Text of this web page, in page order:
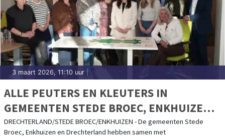
3 maart 2026, 11:10 uur
ALLE PEUTERS EN KLEUTERS IN
GEMEENTEN STEDE BROEC, ENKHUIZEN
EN DRECHTERLAND EEN STERKE START
DRECHTERLAND/STEDE BROEC/ENKHUIZEN - De gemeenten Stede
Broec, Enkhuizen en Drechterland hebben samen met